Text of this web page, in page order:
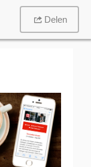
Delen